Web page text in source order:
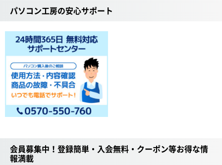
パソコン工房の安心サポート
会員募集中！登録簡単・入会無料・クーポン等お得な情
報満載